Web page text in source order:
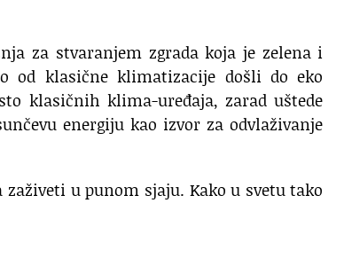
za stvaranjem zgrada koja je zelena i
od klasične klimatizacije došli do eko
klasičnih klima-uređaja, zarad uštede
energiju kao izvor za odvlaživanje
u punom sjaju. Kako u svetu tako